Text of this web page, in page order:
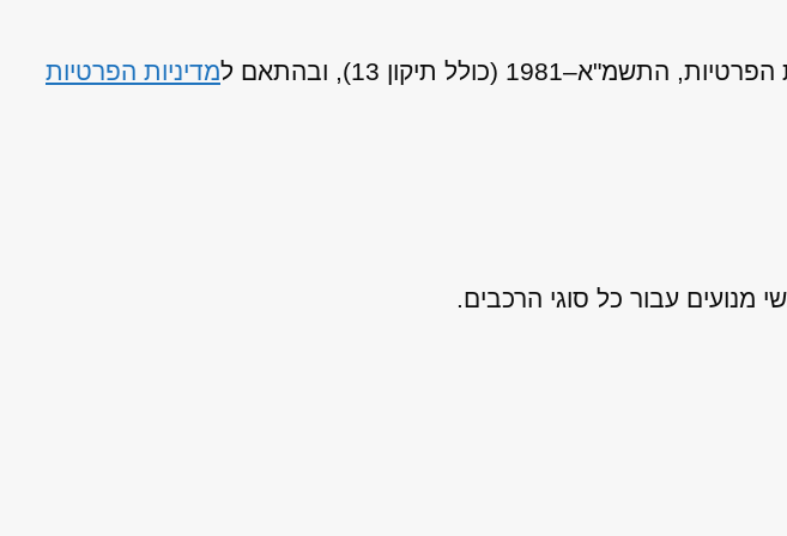
(כולל תיקון 13), ובהתאם ל
מדיניות הפרטיות
מנועים עבור כל סוגי הרכבים.